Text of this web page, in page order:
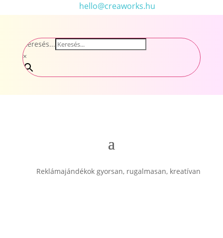
hello@creaworks.hu
Keresés...
×
Reklámajándékok gyorsan, rugalmasan, kreatívan